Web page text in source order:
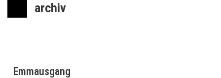
archiv
Emmausgang